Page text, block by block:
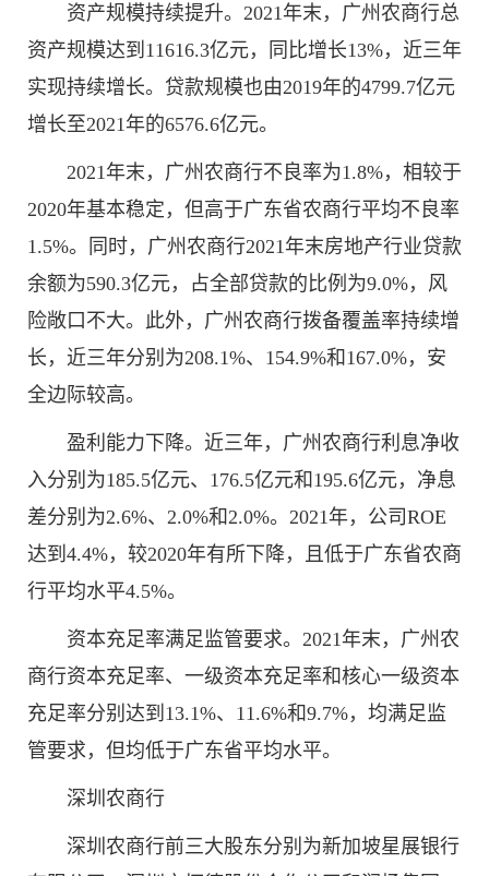
资产规模持续提升。2021年末，广州农商行总
资产规模达到11616.3亿元，同比增长13%，近三年
实现持续增长。贷款规模也由2019年的4799.7亿元
增长至2021年的6576.6亿元。
2021年末，广州农商行不良率为1.8%，相较于
2020年基本稳定，但高于广东省农商行平均不良率
1.5%。同时，广州农商行2021年末房地产行业贷款
余额为590.3亿元，占全部贷款的比例为9.0%，风
险敞口不大。此外，广州农商行拨备覆盖率持续增
长，近三年分别为208.1%、154.9%和167.0%，安
全边际较高。
盈利能力下降。近三年，广州农商行利息净收
入分别为185.5亿元、176.5亿元和195.6亿元，净息
差分别为2.6%、2.0%和2.0%。2021年，公司ROE
达到4.4%，较2020年有所下降，且低于广东省农商
行平均水平4.5%。
资本充足率满足监管要求。2021年末，广州农
商行资本充足率、一级资本充足率和核心一级资本
充足率分别达到13.1%、11.6%和9.7%，均满足监
管要求，但均低于广东省平均水平。
深圳农商行
深圳农商行前三大股东分别为新加坡星展银行